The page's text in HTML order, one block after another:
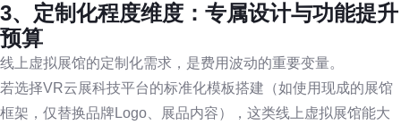
3、定制化程度维度：专属设计与功能提升
预算
线上虚拟展馆的定制化需求，是费用波动的重要变量。
若选择VR云展科技平台的标准化模板搭建（如使用现成的展馆
框架，仅替换品牌Logo、展品内容），这类线上虚拟展馆能大